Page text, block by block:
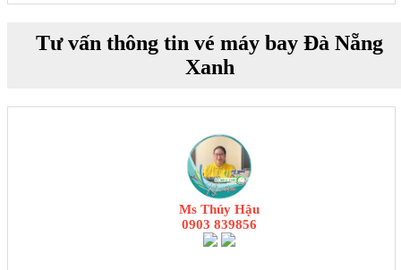
Tư vấn thông tin vé máy bay Đà Nẵng
Xanh
Ms Thúy Hậu
0903 839856